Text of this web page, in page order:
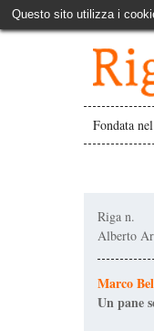
Questo sito utilizza i
Fondata
Riga n.
Alberto
Marco
Un pane